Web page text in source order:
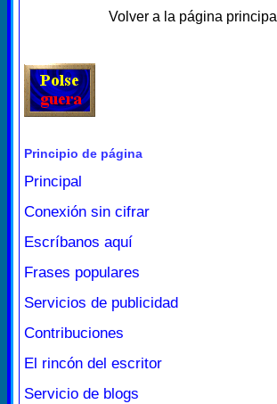
Volver a la página principal
Principio de página
Principal
Conexión sin cifrar
Escríbanos aquí
Frases populares
Servicios de publicidad
Contribuciones
El rincón del escritor
Servicio de blogs